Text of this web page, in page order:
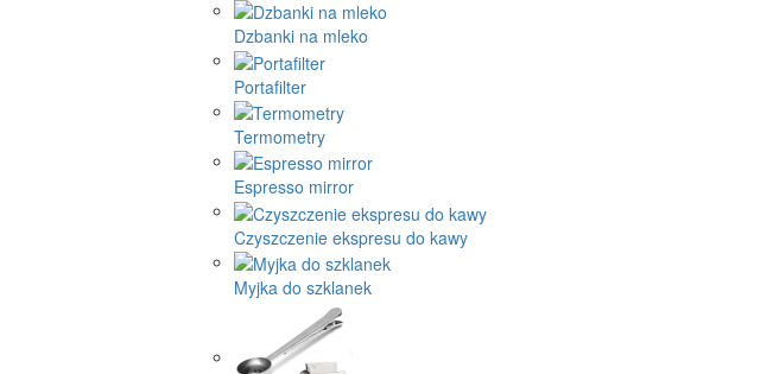
Dzbanki na mleko
Portafilter
Termometry
Espresso mirror
Czyszczenie ekspresu do kawy
Myjka do szklanek